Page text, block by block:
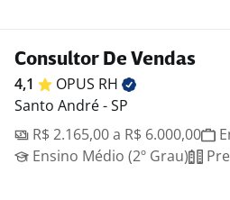
Consultor De Vendas
4,1 OPUS RH
Santo André - SP
R$ 2.165,00 a R$ 6.000,00
Ensino Médio (2º Grau)